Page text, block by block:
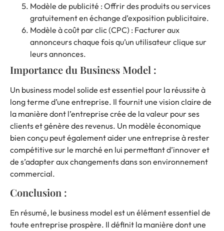
Modèle de publicité : Offrir des produits ou services
gratuitement en échange d’exposition publicitaire.
Modèle à coût par clic (CPC) : Facturer aux
annonceurs chaque fois qu’un utilisateur clique sur
leurs annonces.
Importance du Business Model :
Un business model solide est essentiel pour la réussite à
long terme d’une entreprise. Il fournit une vision claire de
la manière dont l’entreprise crée de la valeur pour ses
clients et génère des revenus. Un modèle économique
bien conçu peut également aider une entreprise à rester
compétitive sur le marché en lui permettant d’innover et
de s’adapter aux changements dans son environnement
commercial.
Conclusion :
En résumé, le business model est un élément essentiel de
toute entreprise prospère. Il définit la manière dont une